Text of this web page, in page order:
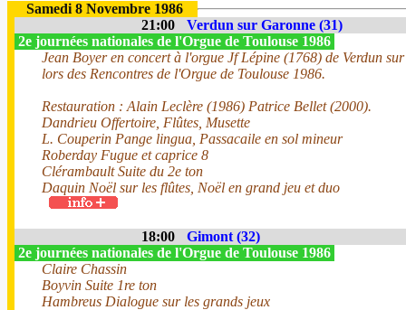
Samedi 8 Novembre 1986
21:00
Verdun sur Garonne (31)
2e journées nationales de l'Orgue de Toulouse 1986
Jean Boyer en concert à l'orgue Jf Lépine (1768) de Verdun
lors des Rencontres de l'Orgue de Toulouse 1986.
Restauration : Alain Leclère (1986) Patrice Bellet (2000).
Dandrieu Offertoire, Flûtes, Musette
L. Couperin Pange lingua, Passacaile en sol mineur
Roberday Fugue et caprice 8
Clérambault Suite du 2e ton
Daquin Noël sur les flûtes, Noël en grand jeu et duo
18:00
Gimont (32)
2e journées nationales de l'Orgue de Toulouse 1986
Claire Chassin
Boyvin Suite 1re ton
Hambreus Dialogue sur les grands jeux